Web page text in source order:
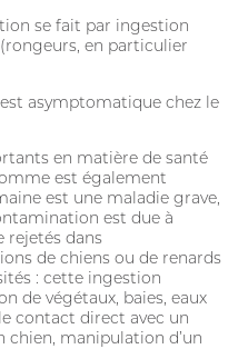
se fait par ingestion
en particulier
asymptomatique chez le
en matière de santé
est également
est une maladie grave,
est due à
rejetés dans
de chiens ou de renards
: cette ingestion
de végétaux, baies, eaux
contact direct avec un
chien, manipulation d’un